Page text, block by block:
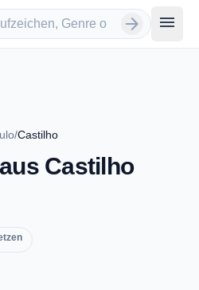
arrow_forward menu
/Castilho
Castilho